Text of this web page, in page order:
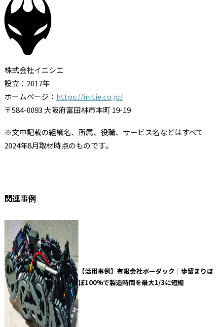
株式会社イニシエ
設立：2017年
ホームページ： https://initie.co.jp/
〒584-0093 大阪府富田林市本町 19-19
※文中記載の組織名、所属、役職、サービス名などはすべて
2024年8月取材時点のものです。
関連事例
【活用事例】有限会社ボーダック｜歩留まりほ
ぼ100%で製造時間を最大1/3に短縮